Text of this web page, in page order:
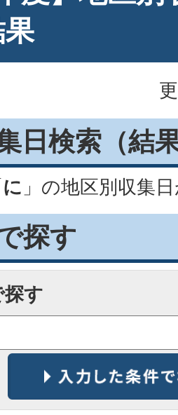
日検索 （結
に 」の地区別収集日
探す
す